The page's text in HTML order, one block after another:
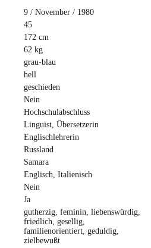
9 / November / 1980
45
172 cm
62 kg
grau-blau
hell
geschieden
Nein
Hochschulabschluss
Linguist, Übersetzerin
Englischlehrerin
Russland
Samara
Englisch, Italienisch
Nein
Ja
gutherzig, feminin, liebenswürdig,
friedlich, gesellig,
familienorientiert, geduldig,
zielbewußt